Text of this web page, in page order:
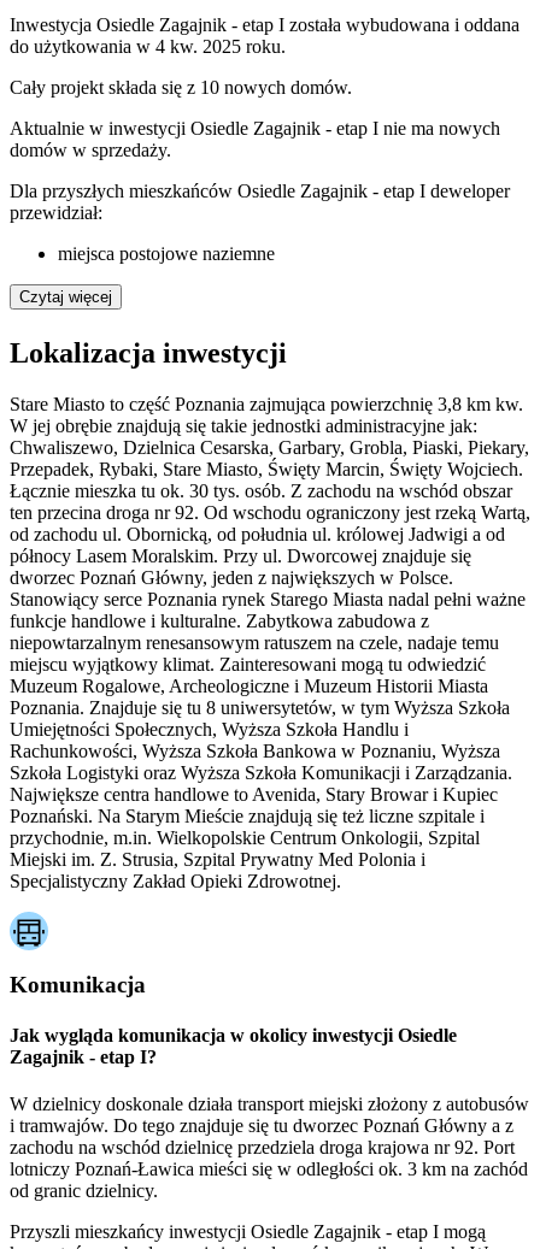
Inwestycja Osiedle Zagajnik - etap I została wybudowana i oddana
do użytkowania w 4 kw. 2025 roku.
Cały projekt składa się z 10 nowych domów.
Aktualnie w inwestycji Osiedle Zagajnik - etap I nie ma nowych
domów w sprzedaży.
Dla przyszłych mieszkańców Osiedle Zagajnik - etap I deweloper
przewidział:
miejsca postojowe naziemne
Czytaj więcej
Lokalizacja inwestycji
Stare Miasto to część Poznania zajmująca powierzchnię 3,8 km kw.
W jej obrębie znajdują się takie jednostki administracyjne jak:
Chwaliszewo, Dzielnica Cesarska, Garbary, Grobla, Piaski, Piekary,
Przepadek, Rybaki, Stare Miasto, Święty Marcin, Święty Wojciech.
Łącznie mieszka tu ok. 30 tys. osób. Z zachodu na wschód obszar
ten przecina droga nr 92. Od wschodu ograniczony jest rzeką Wartą,
od zachodu ul. Obornicką, od południa ul. królowej Jadwigi a od
północy Lasem Moralskim. Przy ul. Dworcowej znajduje się
dworzec Poznań Główny, jeden z największych w Polsce.
Stanowiący serce Poznania rynek Starego Miasta nadal pełni ważne
funkcje handlowe i kulturalne. Zabytkowa zabudowa z
niepowtarzalnym renesansowym ratuszem na czele, nadaje temu
miejscu wyjątkowy klimat. Zainteresowani mogą tu odwiedzić
Muzeum Rogalowe, Archeologiczne i Muzeum Historii Miasta
Poznania. Znajduje się tu 8 uniwersytetów, w tym Wyższa Szkoła
Umiejętności Społecznych, Wyższa Szkoła Handlu i
Rachunkowości, Wyższa Szkoła Bankowa w Poznaniu, Wyższa
Szkoła Logistyki oraz Wyższa Szkoła Komunikacji i Zarządzania.
Największe centra handlowe to Avenida, Stary Browar i Kupiec
Poznański. Na Starym Mieście znajdują się też liczne szpitale i
przychodnie, m.in. Wielkopolskie Centrum Onkologii, Szpital
Miejski im. Z. Strusia, Szpital Prywatny Med Polonia i
Specjalistyczny Zakład Opieki Zdrowotnej.
Komunikacja
Jak wygląda komunikacja w okolicy inwestycji Osiedle
Zagajnik - etap I?
W dzielnicy doskonale działa transport miejski złożony z autobusów
i tramwajów. Do tego znajduje się tu dworzec Poznań Główny a z
zachodu na wschód dzielnicę przedziela droga krajowa nr 92. Port
lotniczy Poznań-Ławica mieści się w odległości ok. 3 km na zachód
od granic dzielnicy.
Przyszli mieszkańcy inwestycji Osiedle Zagajnik - etap I mogą